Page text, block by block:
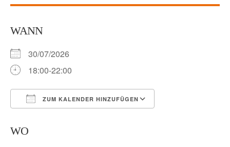
WANN
30/07/2026
18:00-22:00
ZUM KALENDER HINZUFÜGEN
WO